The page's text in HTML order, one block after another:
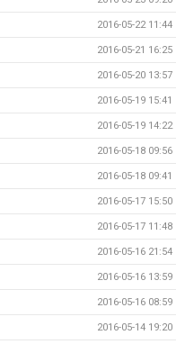
2016-05-22 11:44
2016-05-21 16:25
2016-05-20 13:57
2016-05-19 15:41
2016-05-19 14:22
2016-05-18 09:56
2016-05-18 09:41
2016-05-17 15:50
2016-05-17 11:48
2016-05-16 21:54
2016-05-16 13:59
2016-05-16 08:59
2016-05-14 19:20